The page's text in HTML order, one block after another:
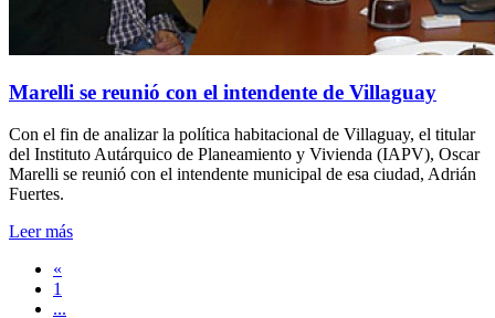
Marelli se reunió con el intendente de Villaguay
Con el fin de analizar la política habitacional de Villaguay, el titular
del Instituto Autárquico de Planeamiento y Vivienda (IAPV), Oscar
Marelli se reunió con el intendente municipal de esa ciudad, Adrián
Fuertes.
Leer más
«
1
...